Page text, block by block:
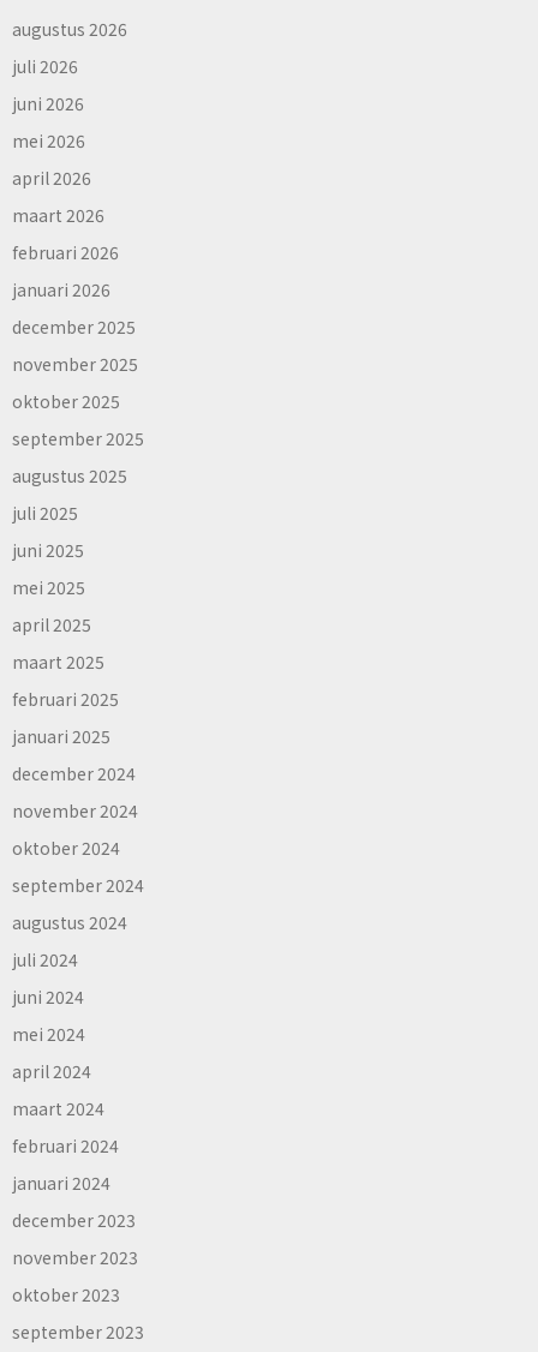
augustus 2026
juli 2026
juni 2026
mei 2026
april 2026
maart 2026
februari 2026
januari 2026
december 2025
november 2025
oktober 2025
september 2025
augustus 2025
juli 2025
juni 2025
mei 2025
april 2025
maart 2025
februari 2025
januari 2025
december 2024
november 2024
oktober 2024
september 2024
augustus 2024
juli 2024
juni 2024
mei 2024
april 2024
maart 2024
februari 2024
januari 2024
december 2023
november 2023
oktober 2023
september 2023